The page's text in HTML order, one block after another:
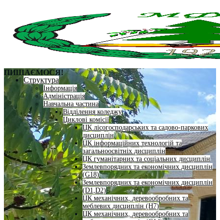
Структура
Інформація
Адміністрація
Навчальна частина
Відділення коледжу
Циклові комісії
ЦК лісогосподарських та садово-паркових
дисциплін
ЦК інформаційних технологій та
загальноосвітніх дисциплін
ЦК гуманітарних та соціальних дисциплін
Землевпорядних та економічних дисциплін
(G18)
Землевпорядних та економічних дисциплін
(D1,D2)
ЦК механічних, деревообробних та
меблевих дисциплін (H7)
ЦК механічних, деревообробних та
ПИШАЄМОСЯ!